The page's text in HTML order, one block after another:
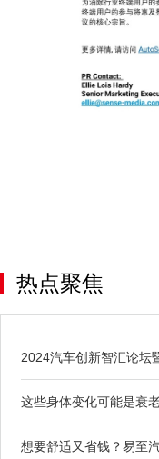
热点聚焦
2024汽车创新智汇论坛
这些身体变化可能是衰
想要舒适又省钱？易至